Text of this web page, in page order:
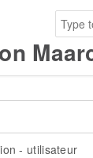
- utilisateur